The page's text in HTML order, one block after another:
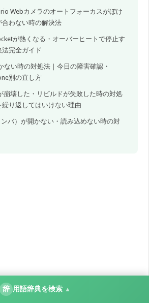
Webカメラのオートフォーカスがぼけ
合わない時の解決法
が熱くなる・オーバーヒートで停止す
法完全ガイド
ない時の対処法｜今日の障害確認・
別の直し方
崩壊した・リビルドが失敗した時の対処
り返してはいけない理由
ンバ）が開かない・読み込めない時の対
辞 用語辞典を検索 ▲